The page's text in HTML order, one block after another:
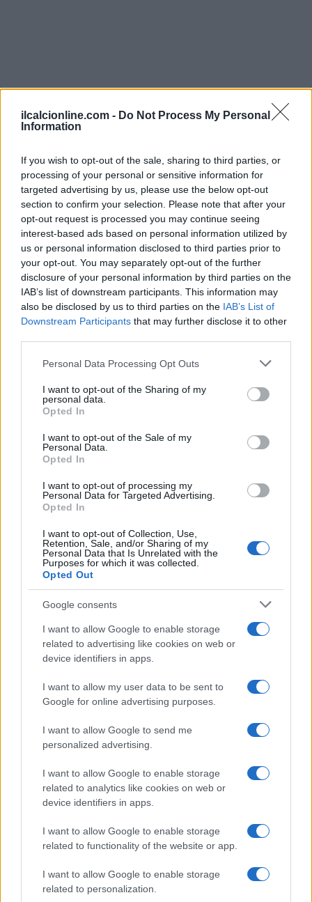
ilcalcionline.com - Do Not Process My Personal
Information
If you wish to opt-out of the sale, sharing to third parties, or
processing of your personal or sensitive information for
targeted advertising by us, please use the below opt-out
section to confirm your selection. Please note that after your
opt-out request is processed you may continue seeing
interest-based ads based on personal information utilized by
us or personal information disclosed to third parties prior to
your opt-out. You may separately opt-out of the further
disclosure of your personal information by third parties on the
IAB’s list of downstream participants. This information may
also be disclosed by us to third parties on the IAB’s List of
Downstream Participants that may further disclose it to other
Please note that this website/app uses one or more Google
not limited to your visit or usage behaviour. You may click to
grant or deny consent to Google and its third-party tags to
use your data for below specified purposes in below Google
consent section.
Personal Data Processing Opt Outs
I want to opt-out of the Sharing of my
personal data.
Opted In
I want to opt-out of the Sale of my
Personal Data.
Opted In
I want to opt-out of processing my
Personal Data for Targeted Advertising.
Opted In
I want to opt-out of Collection, Use,
Retention, Sale, and/or Sharing of my
Personal Data that Is Unrelated with the
Purposes for which it was collected.
Opted Out
Google consents
I want to allow Google to enable storage
related to advertising like cookies on web or
device identifiers in apps.
I want to allow my user data to be sent to
Google for online advertising purposes.
I want to allow Google to send me
personalized advertising.
I want to allow Google to enable storage
related to analytics like cookies on web or
device identifiers in apps.
I want to allow Google to enable storage
related to functionality of the website or app.
I want to allow Google to enable storage
related to personalization.
Continua a leggere
NEWS
CSI Bergamo: Tra Corsi, Eventi e Protezione dei Dati
Personali
Francesca Lombardi · 29 Lug 2026
NEWS
Quando il gioco di squadra insegna a vivere: calcio, storia e
Francesca Lombardi · 27 Lug 2026